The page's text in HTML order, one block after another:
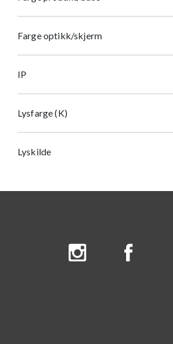
Farge optikk/skjerm
IP
Lysfarge (K)
Lyskilde